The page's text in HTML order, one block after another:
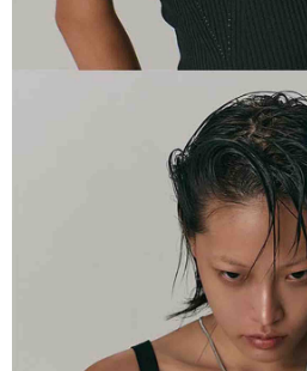
恩沛科技股份有限公司將有權停止該用戶之